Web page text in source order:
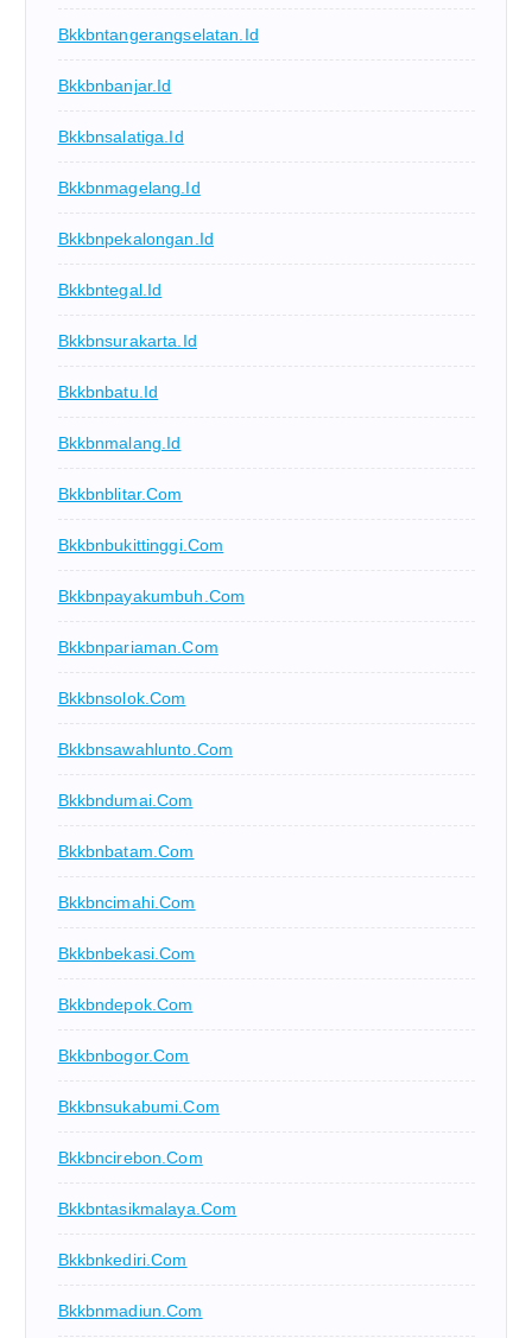
Bkkbntangerangselatan.id
Bkkbnbanjar.id
Bkkbnsalatiga.id
Bkkbnmagelang.id
Bkkbnpekalongan.id
Bkkbntegal.id
Bkkbnsurakarta.id
Bkkbnbatu.id
Bkkbnmalang.id
Bkkbnblitar.com
Bkkbnbukittinggi.com
Bkkbnpayakumbuh.com
Bkkbnpariaman.com
Bkkbnsolok.com
Bkkbnsawahlunto.com
Bkkbndumai.com
Bkkbnbatam.com
Bkkbncimahi.com
Bkkbnbekasi.com
Bkkbndepok.com
Bkkbnbogor.com
Bkkbnsukabumi.com
Bkkbncirebon.com
Bkkbntasikmalaya.com
Bkkbnkediri.com
Bkkbnmadiun.com